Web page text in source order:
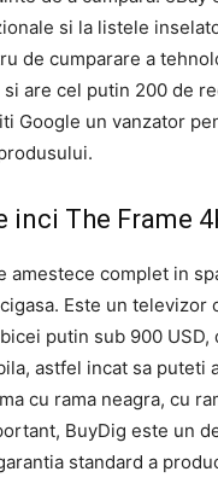
si la listele
de cumparare a
are cel putin 200 de
Google un vanzator
inci The Frame
amestece complet in
Este un
putin sub 900
astfel incat sa puteti
cu rama neagra, cu
BuyDig este un
standard a